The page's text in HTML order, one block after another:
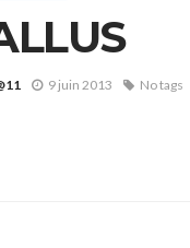
9 juin 2013 No tags